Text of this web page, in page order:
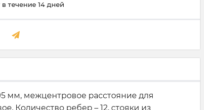
течение 14 дней
мм, межцентровое расстояние для
Количество ребер – 12, стояки из